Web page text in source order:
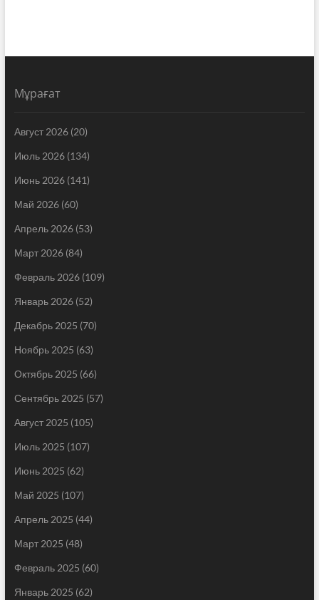
Мұрағат
Август 2026(20)
Июль 2026(134)
Июнь 2026(141)
Май 2026(60)
Апрель 2026(53)
Март 2026(84)
Февраль 2026(109)
Январь 2026(52)
Декабрь 2025 (70)
Ноябрь 2025 (63)
Октябрь 2025 (66)
Сентябрь 2025 (57)
Август 2025 (105)
Июль 2025 (107)
Июнь 2025 (62)
Май 2025 (107)
Апрель 2025 (44)
Март 2025 (48)
Февраль 2025 (60)
Январь 2025 (62)